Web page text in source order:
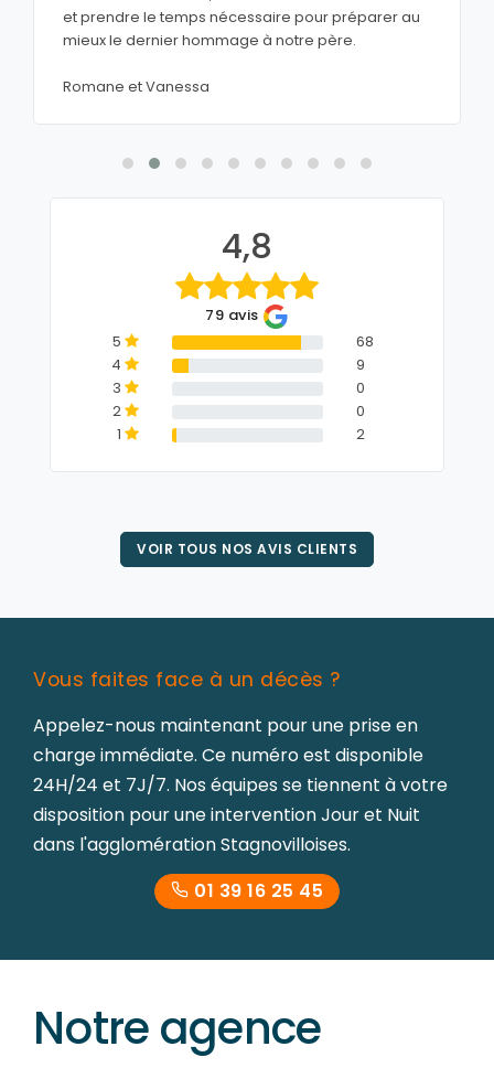
et prendre le temps nécessaire pour préparer au
mieux le dernier hommage à notre père.
Romane et Vanessa
4,8
79 avis
5
68
4
9
3
0
2
0
1
2
VOIR TOUS NOS AVIS CLIENTS
Vous faites face à un décès ?
Appelez-nous maintenant pour une prise en
charge immédiate. Ce numéro est disponible
24H/24 et 7J/7. Nos équipes se tiennent à votre
disposition pour une intervention Jour et Nuit
dans l'agglomération Stagnovilloises.
01 39 16 25 45
Notre agence